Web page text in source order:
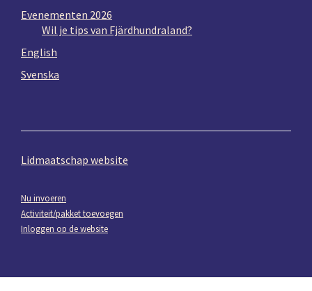
Evenementen 2026
Wil je tips van Fjärdhundraland?
English
Svenska
Lidmaatschap website
Nu invoeren
Activiteit/pakket toevoegen
Inloggen op de website